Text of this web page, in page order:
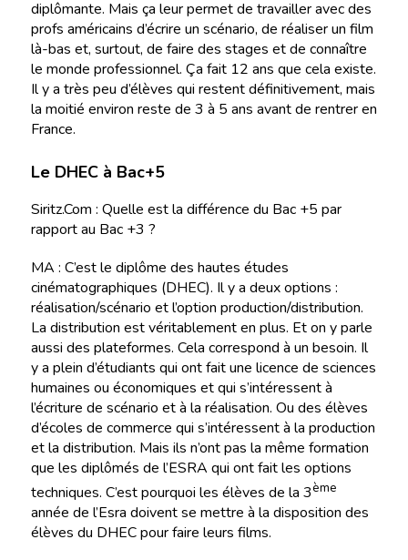
diplômante. Mais ça leur permet de travailler avec des
profs américains d’écrire un scénario, de réaliser un film
là-bas et, surtout, de faire des stages et de connaître
le monde professionnel. Ça fait 12 ans que cela existe.
Il y a très peu d’élèves qui restent définitivement, mais
la moitié environ reste de 3 à 5 ans avant de rentrer en
France.
Le DHEC à Bac+5
Siritz.Com : Quelle est la différence du Bac +5 par
rapport au Bac +3 ?
MA : C’est le diplôme des hautes études
cinématographiques (DHEC). Il y a deux options :
réalisation/scénario et l’option production/distribution.
La distribution est véritablement en plus. Et on y parle
aussi des plateformes. Cela correspond à un besoin. Il
y a plein d’étudiants qui ont fait une licence de sciences
humaines ou économiques et qui s’intéressent à
l’écriture de scénario et à la réalisation. Ou des élèves
d’écoles de commerce qui s’intéressent à la production
et la distribution. Mais ils n’ont pas la même formation
que les diplômés de l’ESRA qui ont fait les options
techniques. C’est pourquoi les élèves de la 3ème
année de l’Esra doivent se mettre à la disposition des
élèves du DHEC pour faire leurs films.